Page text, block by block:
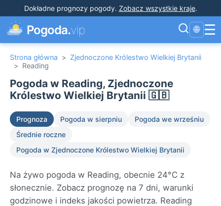
Dokładne prognozy pogody. Zobacz wszystkie kraje.
Pogoda.vip 🌐 ☰
Strona główna > Zjednoczone Królestwo Wielkiej Brytanii
> Reading
Pogoda w Reading, Zjednoczone
Królestwo Wielkiej Brytanii 🇬🇧
Prognoza Pogoda w sierpniu
Pogoda we wrześniu
Średnie roczne
Pogoda w Zjednoczone Królestwo Wielkiej Brytanii
Na żywo pogoda w Reading, obecnie 24°C z
słonecznie. Zobacz prognozę na 7 dni, warunki
godzinowe i indeks jakości powietrza. Reading